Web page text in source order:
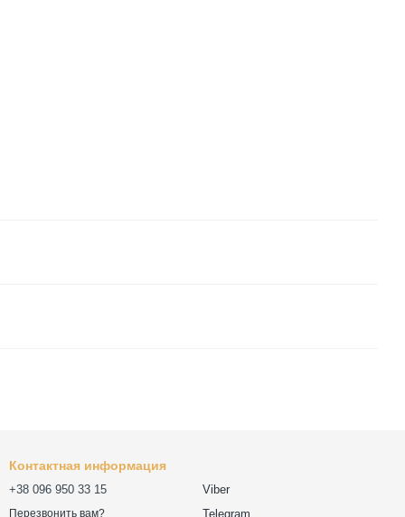
Контактная информация
+38 096 950 33 15
Перезвонить вам?
Viber
Telegram